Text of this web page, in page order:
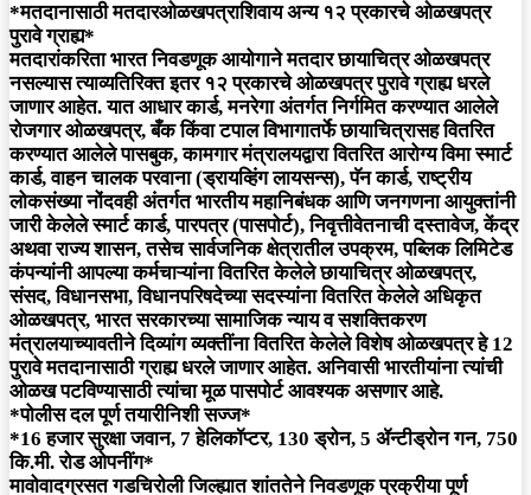
*मतदानासाठी मतदारओळखपत्राशिवाय अन्य १२ प्रकारचे ओळखपत्र
पुरावे ग्राह्य*
मतदारांकरिता भारत निवडणूक आयोगाने मतदार छायाचित्र ओळखपत्र
नसल्यास त्याव्यतिरिक्त इतर १२ प्रकारचे ओळखपत्र पुरावे ग्राह्य धरले
जाणार आहेत. यात आधार कार्ड, मनरेगा अंतर्गत निर्गमित करण्यात आलेले
रोजगार ओळखपत्र, बँक किंवा टपाल विभागातर्फे छायाचित्रासह वितरित
करण्यात आलेले पासबुक, कामगार मंत्रालयद्वारा वितरित आरोग्य विमा स्मार्ट
कार्ड, वाहन चालक परवाना (ड्रायव्हिंग लायसन्स), पॅन कार्ड, राष्ट्रीय
लोकसंख्या नोंदवही अंतर्गत भारतीय महानिबंधक आणि जनगणना आयुक्तांनी
जारी केलेले स्मार्ट कार्ड, पारपत्र (पासपोर्ट), निवृत्तीवेतनाची दस्तावेज, केंद्र
अथवा राज्य शासन, तसेच सार्वजनिक क्षेत्रातील उपक्रम, पब्लिक लिमिटेड
कंपन्यांनी आपल्या कर्मचाऱ्यांना वितरित केलेले छायाचित्र ओळखपत्र,
संसद, विधानसभा, विधानपरिषदेच्या सदस्यांना वितरित केलेले अधिकृत
ओळखपत्र, भारत सरकारच्या सामाजिक न्याय व सशक्तिकरण
मंत्रालयाच्यावतीने दिव्यांग व्यक्तींना वितरित केलेले विशेष ओळखपत्र हे 12
पुरावे मतदानासाठी ग्राह्य धरले जाणार आहेत. अनिवासी भारतीयांना त्यांची
ओळख पटविण्यासाठी त्यांचा मूळ पासपोर्ट आवश्यक असणार आहे.
*पोलीस दल पूर्ण तयारीनिशी सज्ज*
*16 हजार सुरक्षा जवान, 7 हेलिकॉप्टर, 130 ड्रोन, 5 ॲन्टीड्रोन गन, 750
कि.मी. रोड ओपनींग*
मावोवादग्रसत गडचिरोली जिल्ह्यात शांततेने निवडणूक प्रक्रीया पूर्ण